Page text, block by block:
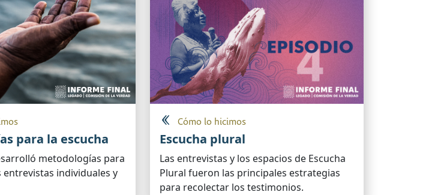
para la escucha
metodologías para
entrevistas individuales y
Cómo lo hicimos
Escucha plural
Las entrevistas y los espacios de Escucha
Plural fueron las principales estrategias
para recolectar los testimonios.